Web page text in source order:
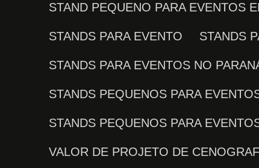
STAND PEQUENO PARA EVENTOS
STANDS PARA EVENTO STANDS
STANDS PARA EVENTOS NO
STANDS PEQUENOS PARA
STANDS PEQUENOS PARA
VALOR DE PROJETO DE